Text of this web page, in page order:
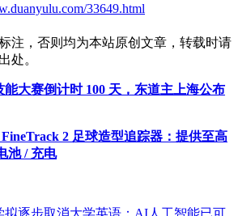
33649.html
注，否则均为本站原创文章，转载时请
处。
能大赛倒计时 100 天，东道主上海公布
2 足球造型追踪器：提供至高
池 / 充电